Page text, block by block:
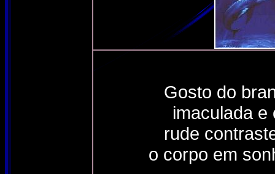
Gosto do
imaculada e
rude
o corpo em